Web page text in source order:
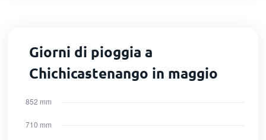
Giorni di pioggia a
Chichicastenango in maggio